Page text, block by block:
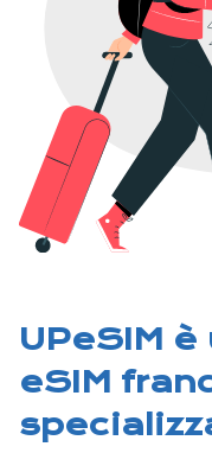
UPeSIM
eSIM